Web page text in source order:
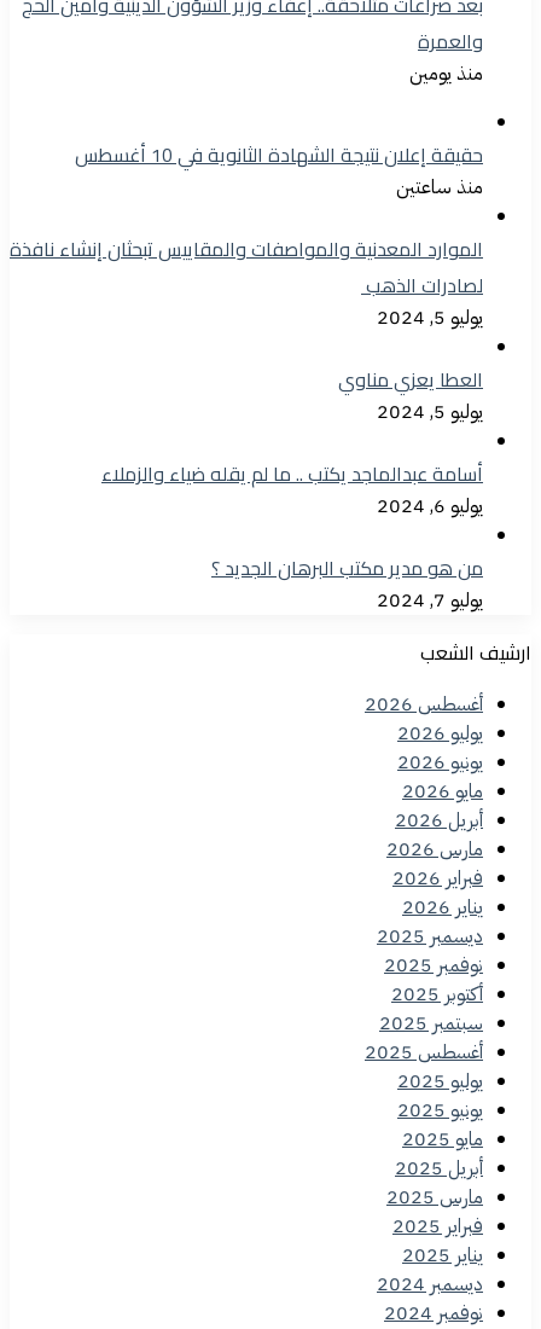
والعمرة
منذ يومين
حقيقة إعلان نتيجة الشهادة الثانوية في 10 أغسطس
منذ ساعتين
الموارد المعدنية والمواصفات والمقاييس تبحثان إنشاء نافذة
لصادرات الذهب
يوليو 5, 2024
العطا يعزي مناوي
يوليو 5, 2024
أسامة عبدالماجد يكتب .. ما لم يقله ضياء والزملاء
يوليو 6, 2024
من هو مدير مكتب البرهان الجديد ؟
يوليو 7, 2024
ارشيف الشعب
أغسطس 2026
يوليو 2026
يونيو 2026
مايو 2026
أبريل 2026
مارس 2026
فبراير 2026
يناير 2026
ديسمبر 2025
نوفمبر 2025
أكتوبر 2025
سبتمبر 2025
أغسطس 2025
يوليو 2025
يونيو 2025
مايو 2025
أبريل 2025
مارس 2025
فبراير 2025
يناير 2025
ديسمبر 2024
نوفمبر 2024